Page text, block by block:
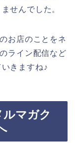
せんでした。
お店のことをネ
ライン配信など
きますね♪
マガク